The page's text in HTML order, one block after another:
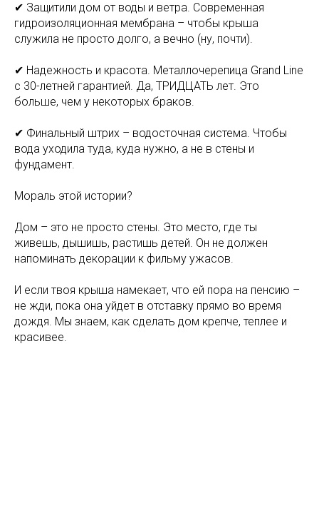
✔ Защитили дом от воды и ветра. Современная
гидроизоляционная мембрана – чтобы крыша
служила не просто долго, а вечно (ну, почти).
✔ Надежность и красота. Металлочерепица Grand Line
с 30-летней гарантией. Да, ТРИДЦАТЬ лет. Это
больше, чем у некоторых браков.
✔ Финальный штрих – водосточная система. Чтобы
вода уходила туда, куда нужно, а не в стены и
фундамент.
Мораль этой истории?
Дом – это не просто стены. Это место, где ты
живешь, дышишь, растишь детей. Он не должен
напоминать декорации к фильму ужасов.
И если твоя крыша намекает, что ей пора на пенсию –
не жди, пока она уйдет в отставку прямо во время
дождя. Мы знаем, как сделать дом крепче, теплее и
красивее.